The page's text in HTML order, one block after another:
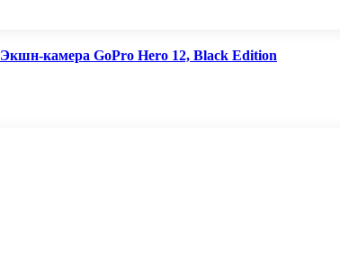
Экшн-камера GoPro Hero 12, Black Edition